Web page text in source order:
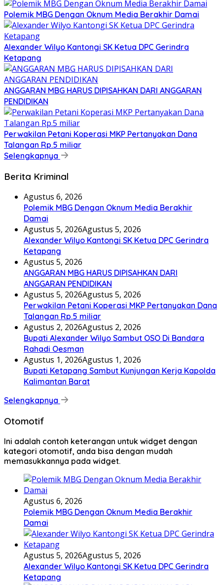
Polemik MBG Dengan Oknum Media Berakhir Damai
Alexander Wilyo Kantongi SK Ketua DPC Gerindra
Ketapang
ANGGARAN MBG HARUS DIPISAHKAN DARI ANGGARAN
PENDIDIKAN
Perwakilan Petani Koperasi MKP Pertanyakan Dana
Talangan Rp.5 miliar
Selengkapnya
Berita Kriminal
Agustus 6, 2026
Polemik MBG Dengan Oknum Media Berakhir
Damai
Agustus 5, 2026Agustus 5, 2026
Alexander Wilyo Kantongi SK Ketua DPC Gerindra
Ketapang
Agustus 5, 2026
ANGGARAN MBG HARUS DIPISAHKAN DARI
ANGGARAN PENDIDIKAN
Agustus 5, 2026Agustus 5, 2026
Perwakilan Petani Koperasi MKP Pertanyakan Dana
Talangan Rp.5 miliar
Agustus 2, 2026Agustus 2, 2026
Bupati Alexander Wilyo Sambut OSO Di Bandara
Rahadi Oesman
Agustus 1, 2026Agustus 1, 2026
Bupati Ketapang Sambut Kunjungan Kerja Kapolda
Kalimantan Barat
Selengkapnya
Otomotif
Ini adalah contoh keterangan untuk widget dengan
kategori otomotif, anda bisa dengan mudah
memasukkannya pada widget.
Agustus 6, 2026
Polemik MBG Dengan Oknum Media Berakhir
Damai
Agustus 5, 2026Agustus 5, 2026
Alexander Wilyo Kantongi SK Ketua DPC Gerindra
Ketapang